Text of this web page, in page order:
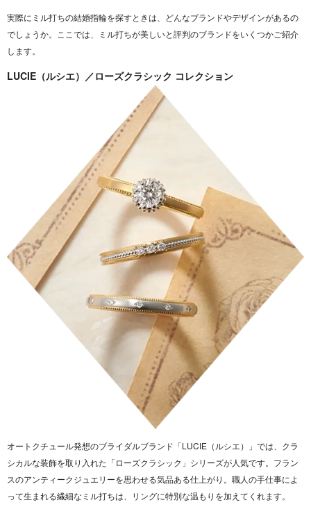
実際にミル打ちの結婚指輪を探すときは、どんなブランドやデザインがあるの
でしょうか。ここでは、ミル打ちが美しいと評判のブランドをいくつかご紹介
します。
LUCIE（ルシエ）／ローズクラシック コレクション
オートクチュール発想のブライダルブランド「LUCIE（ルシエ）」では、クラ
シカルな装飾を取り入れた「ローズクラシック」シリーズが人気です。フラン
スのアンティークジュエリーを思わせる気品ある仕上がり。職人の手仕事によ
って生まれる繊細なミル打ちは、リングに特別な温もりを加えてくれます。